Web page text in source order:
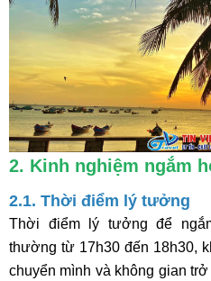
2. Kinh nghiệm ngắm
2.1. Thời điểm lý tưởng
Thời điểm lý tưởng để
thường từ 17h30 đến 18h30,
chuyển mình và không gian